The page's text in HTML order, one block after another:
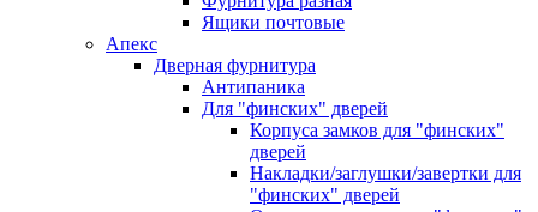
Ящики почтовые
Апекс
Дверная фурнитура
Антипаника
Для "финских" дверей
Корпуса замков для "финских"
дверей
Накладки/заглушки/завертки для
"финских" дверей